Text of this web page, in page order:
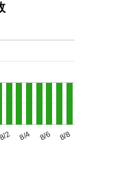
8/2 8/4 8/6 8/8